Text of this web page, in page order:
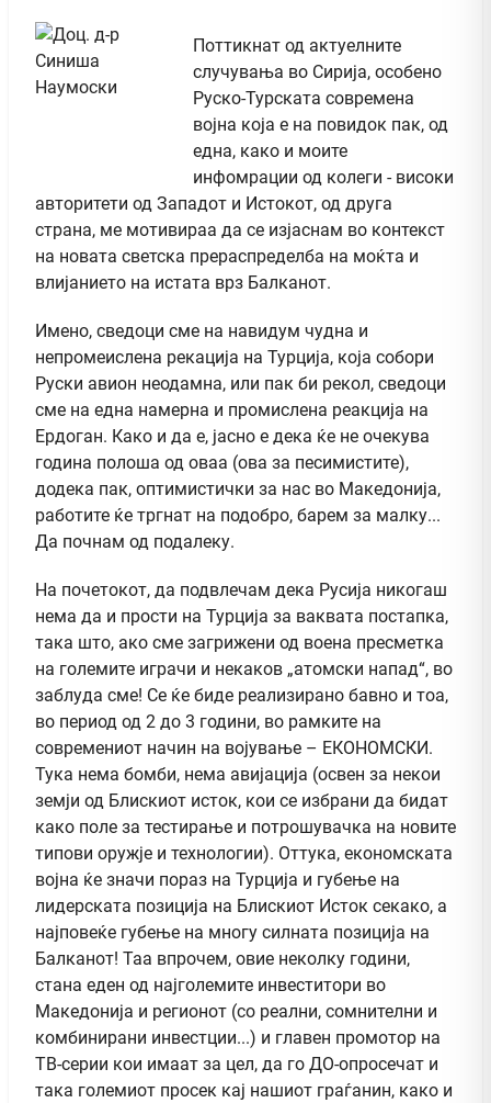
Поттикнат од актуелните
случувања во Сирија, особено
Руско-Турската современа
војна која е на повидок пак, од
една, како и моите
инфомрации од колеги - високи
авторитети од Западот и Истокот, од друга
страна, ме мотивираа да се изјаснам во контекст
на новата светска прераспределба на моќта и
влијанието на истата врз Балканот.
Имено, сведоци сме на навидум чудна и
непромеислена рекација на Турција, која собори
Руски авион неодамна, или пак би рекол, сведоци
сме на една намерна и промислена реакција на
Ердоган. Како и да е, јасно е дека ќе не очекува
година полоша од оваа (ова за песимистите),
додека пак, оптимистички за нас во Македонија,
работите ќе тргнат на подобро, барем за малку...
Да почнам од подалеку.
На почетокот, да подвлечам дека Русија никогаш
нема да и прости на Турција за ваквата постапка,
така што, ако сме загрижени од воена пресметка
на големите играчи и некаков „атомски напад“, во
заблуда сме! Се ќе биде реализирано бавно и тоа,
во период од 2 до 3 години, во рамките на
современиот начин на војување – ЕКОНОМСКИ.
Тука нема бомби, нема авијација (освен за некои
земји од Блискиот исток, кои се избрани да бидат
како поле за тестирање и потрошувачка на новите
типови оружје и технологии). Оттука, економската
војна ќе значи пораз на Турција и губење на
лидерската позиција на Блискиот Исток секако, а
најповеќе губење на многу силната позиција на
Балканот! Таа впрочем, овие неколку години,
стана еден од најголемите инвеститори во
Македонија и регионот (со реални, сомнителни и
комбинирани инвестции...) и главен промотор на
ТВ-серии кои имаат за цел, да го ДО-опросечат и
така големиот просек кај нашиот граѓанин, како и